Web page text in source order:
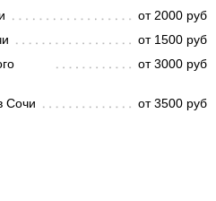
от 2000 руб
от 1500 руб
от 3000 руб
Сочи от 3500 руб